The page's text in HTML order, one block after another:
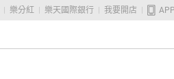
樂分紅 樂天國際銀行 我要開店 APP